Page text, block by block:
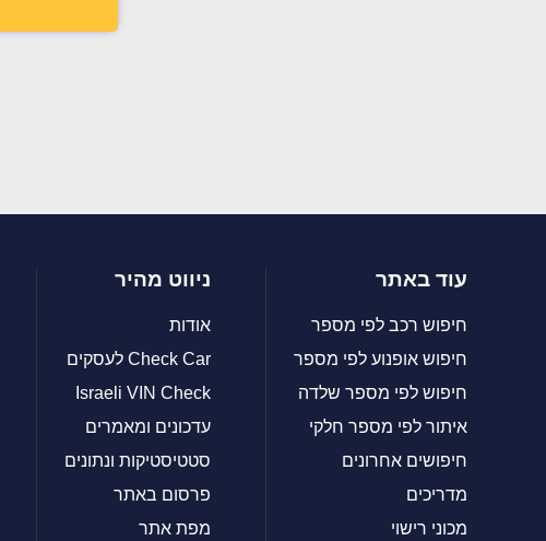
עוד באתר
חיפוש רכב לפי מספר
חיפוש אופנוע לפי מספר
חיפוש לפי מספר שלדה
איתור לפי מספר חלקי
חיפושים אחרונים
מדריכים
מכוני רישוי
ניווט מהיר
אודות
Check Car לעסקים
Israeli VIN Check
עדכונים ומאמרים
סטטיסטיקות ונתונים
פרסום באתר
מפת אתר